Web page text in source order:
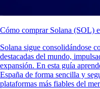
Cómo comprar Solana (SOL)
Solana sigue consolidándose
destacadas del mundo,
expansión. En esta guía
España de forma sencilla y
plataformas más fiables del